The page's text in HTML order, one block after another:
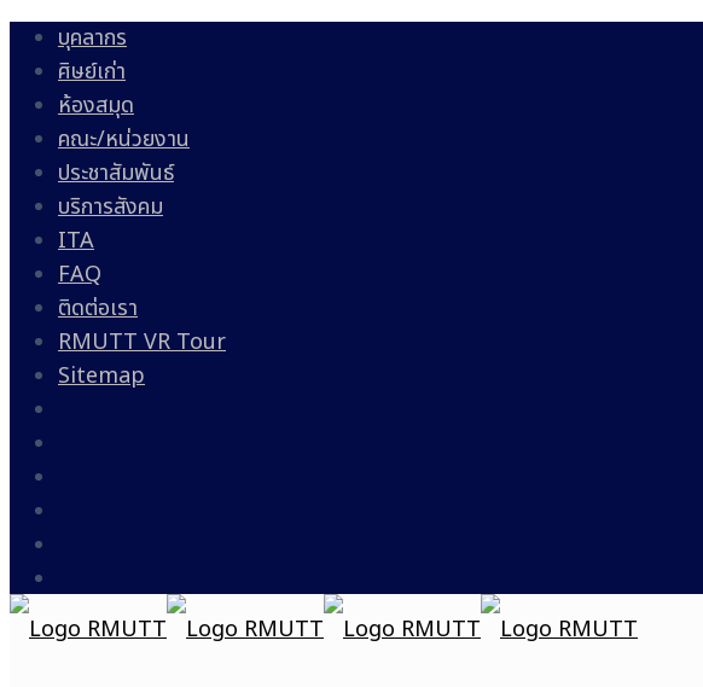
บุคลากร
ศิษย์เก่า
ห้องสมุด
คณะ/หน่วยงาน
ประชาสัมพันธ์
บริการสังคม
ITA
FAQ
ติดต่อเรา
RMUTT VR Tour
Sitemap